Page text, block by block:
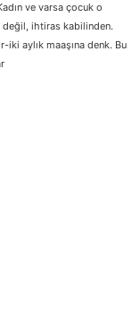
ve varsa çocuk o
değil, ihtiras kabilinden.
aylık maaşına denk. Bu